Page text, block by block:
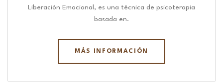
Liberación Emocional, es una técnica de psicoterapia
basada en.
MÁS INFORMACIÓN